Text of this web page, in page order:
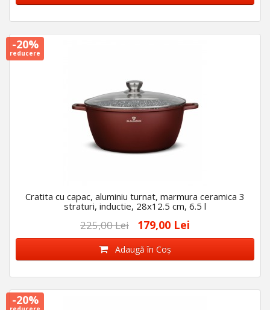
-20%
reducere
Cratita cu capac, aluminiu turnat, marmura ceramica 3
straturi, inductie, 28x12.5 cm, 6.5 l
225,00 Lei 179,00 Lei
Adaugă în Coş
-20%